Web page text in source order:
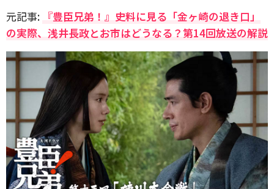
元記事: 『豊臣兄弟！』史料に見る「金ヶ崎の退き口」
の実際、浅井長政とお市はどうなる？第14回放送の解説